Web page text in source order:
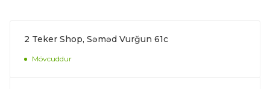
2 Teker Shop, Səməd Vurğun 61c
Mövcuddur